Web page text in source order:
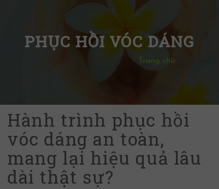
PHỤC HỒI VÓC DÁNG
Trang chủ
Hành trình phục hồi
vóc dáng an toàn,
mang lại hiệu quả lâu
dài thật sự?